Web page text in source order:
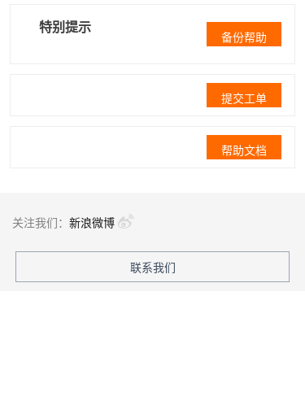
特别提示
备份帮助
提交工单
帮助文档